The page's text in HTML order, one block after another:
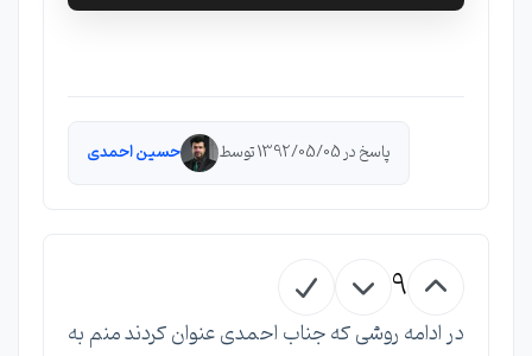
پاسخ در 1392/05/05 توسط حسین احمدی
9
در ادامه روشی که جناب احمدی عنوان کردند منم به